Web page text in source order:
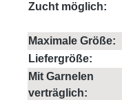
Zucht möglich:
Maximale Größe:
Liefergröße:
Mit Garnelen
verträglich: